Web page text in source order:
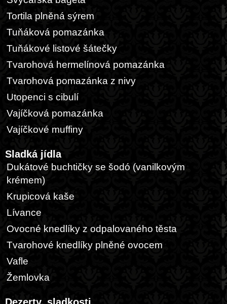
Tortila plněná sýrem
Tuňáková pomazánka
Tuňákové listové šátečky
Tvarohová hermelínová pomazánka
Tvarohová pomazánka z nivy
Utopenci s cibulí
Vajíčková pomazánka
Vajíčkové muffiny
Sladká jídla
Dukátové buchtičky se šodó (vanilkovým
krémem)
Krupicová kaše
Lívance
Ovocné knedlíky z odpalovaného těsta
Tvarohové knedlíky plněné ovocem
Vafle
Žemlovka